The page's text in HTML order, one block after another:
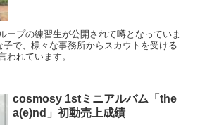
ープの練習生が公開されて噂となっていま
で、様々な事務所からスカウトを受ける
われています。
cosmosy 1stミニアルバム「the
a(e)nd」初動売上成績